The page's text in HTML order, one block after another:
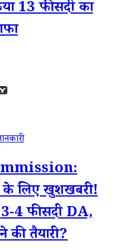
13 फीसदी का
के लिए खुशखबरी!
4 फीसदी DA,
की तैयारी?